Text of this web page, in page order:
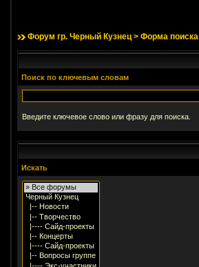
Форум гр. Черный Кузнец> Форма поиска
Поиск по ключевым словам
Введите ключевое слово или фразу для поиска.
Искать